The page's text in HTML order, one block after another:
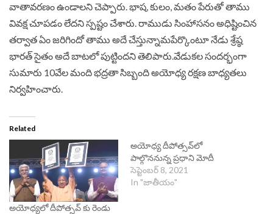
వాతావరణం ఉండాలని చెప్పారు. భాష, కులం, మతం పేరుతో తాము
వివక్ష చూపడం లేదని స్పష్టం చేశారు. రాముడు సింహాసనం అధిష్టించిన
తర్వాత ఏం జరిగిందో తాము అదే చేస్తున్నామపేర్కొంటూ నేడు శ్రేష్ఠ
భారత్‌ సైతం అదే బాటలో పుట్టిందని తెలిపారు.వేడుకల సందర్భంగా
సుమారు 10వేల మంది భద్రతా సిబ్బంది అయోధ్య రక్షణ బాధ్యతలు
నిర్వహించారు.
Related
అయోధ్యలో దీపోత్సవ్ కు రెండు
అయోధ్య దీపోత్సవ్‌లో
పాల్గొననున్న ప్రధాని మోదీ
సెప్టెంబర్ 8, 2021
In "జాతీయం"